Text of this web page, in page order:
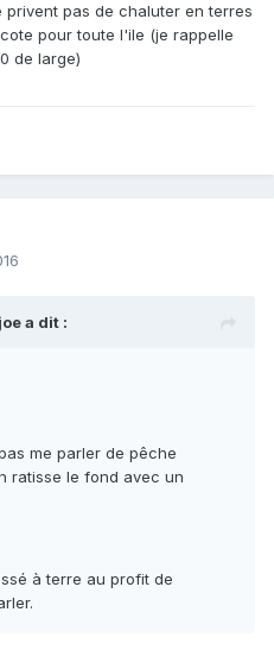
pas de chaluter en terres
pour toute l'ile (je rappelle
de large)
a dit :
me parler de pêche
ratisse le fond avec un
à terre au profit de